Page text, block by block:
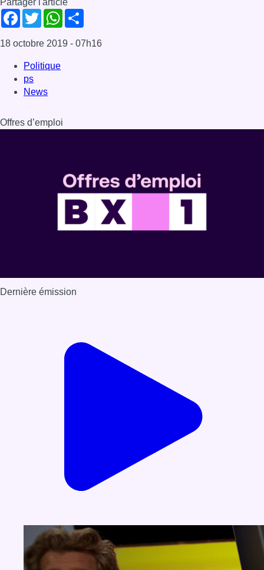
Partager l'article
Facebook
TwitterWhatsApp
18 octobre 2019 - 07h16
Politique
ps
News
Offres d’emploi
Dernière émission